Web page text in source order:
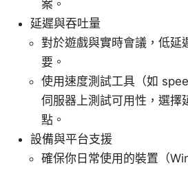
案。
延遲與吞吐量
對於遊戲與實時會議，低延
要。
使用速度測試工具（如
伺服器上測試可用性，選擇
點。
設備與平台支援
確保你日常使用的裝置（